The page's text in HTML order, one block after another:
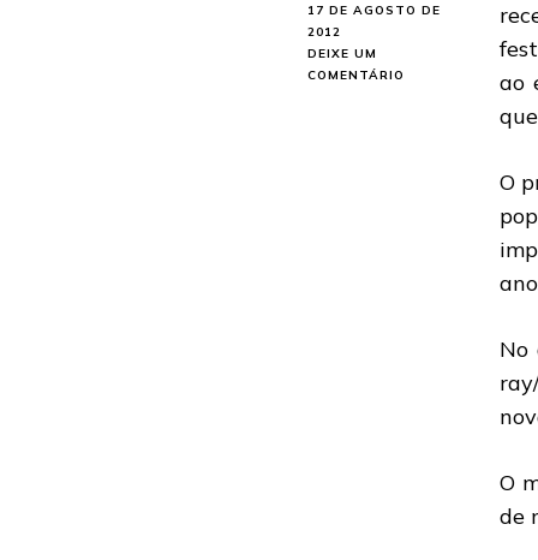
17 DE AGOSTO DE
2012
DEIXE UM
COMENTÁRIO
ao
O
No
O
de